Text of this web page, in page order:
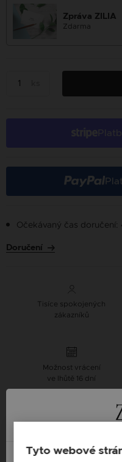
Zpráva ZILIA
Zdarma
Očekávaný čas doručení:
Doručení
Tisíce spokojených
zákazníků
Možnost vrácení
ve lhůtě 16 dní
Navrhněte si
dle Vašeho
Tyto webové